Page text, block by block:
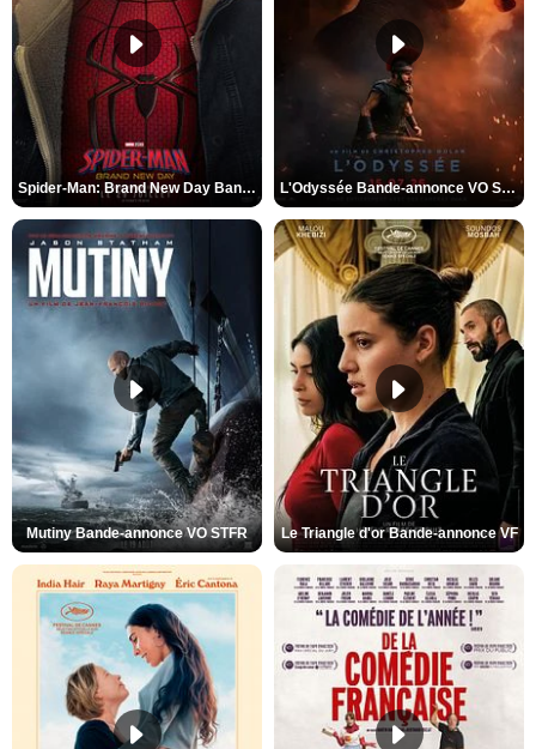
Spider-Man: Brand New Day Bande-annonce VO STFR L'Odyssée Bande-annonce VO STFR
Mutiny Bande-annonce VO STFR Le Triangle d'or Bande-annonce VF